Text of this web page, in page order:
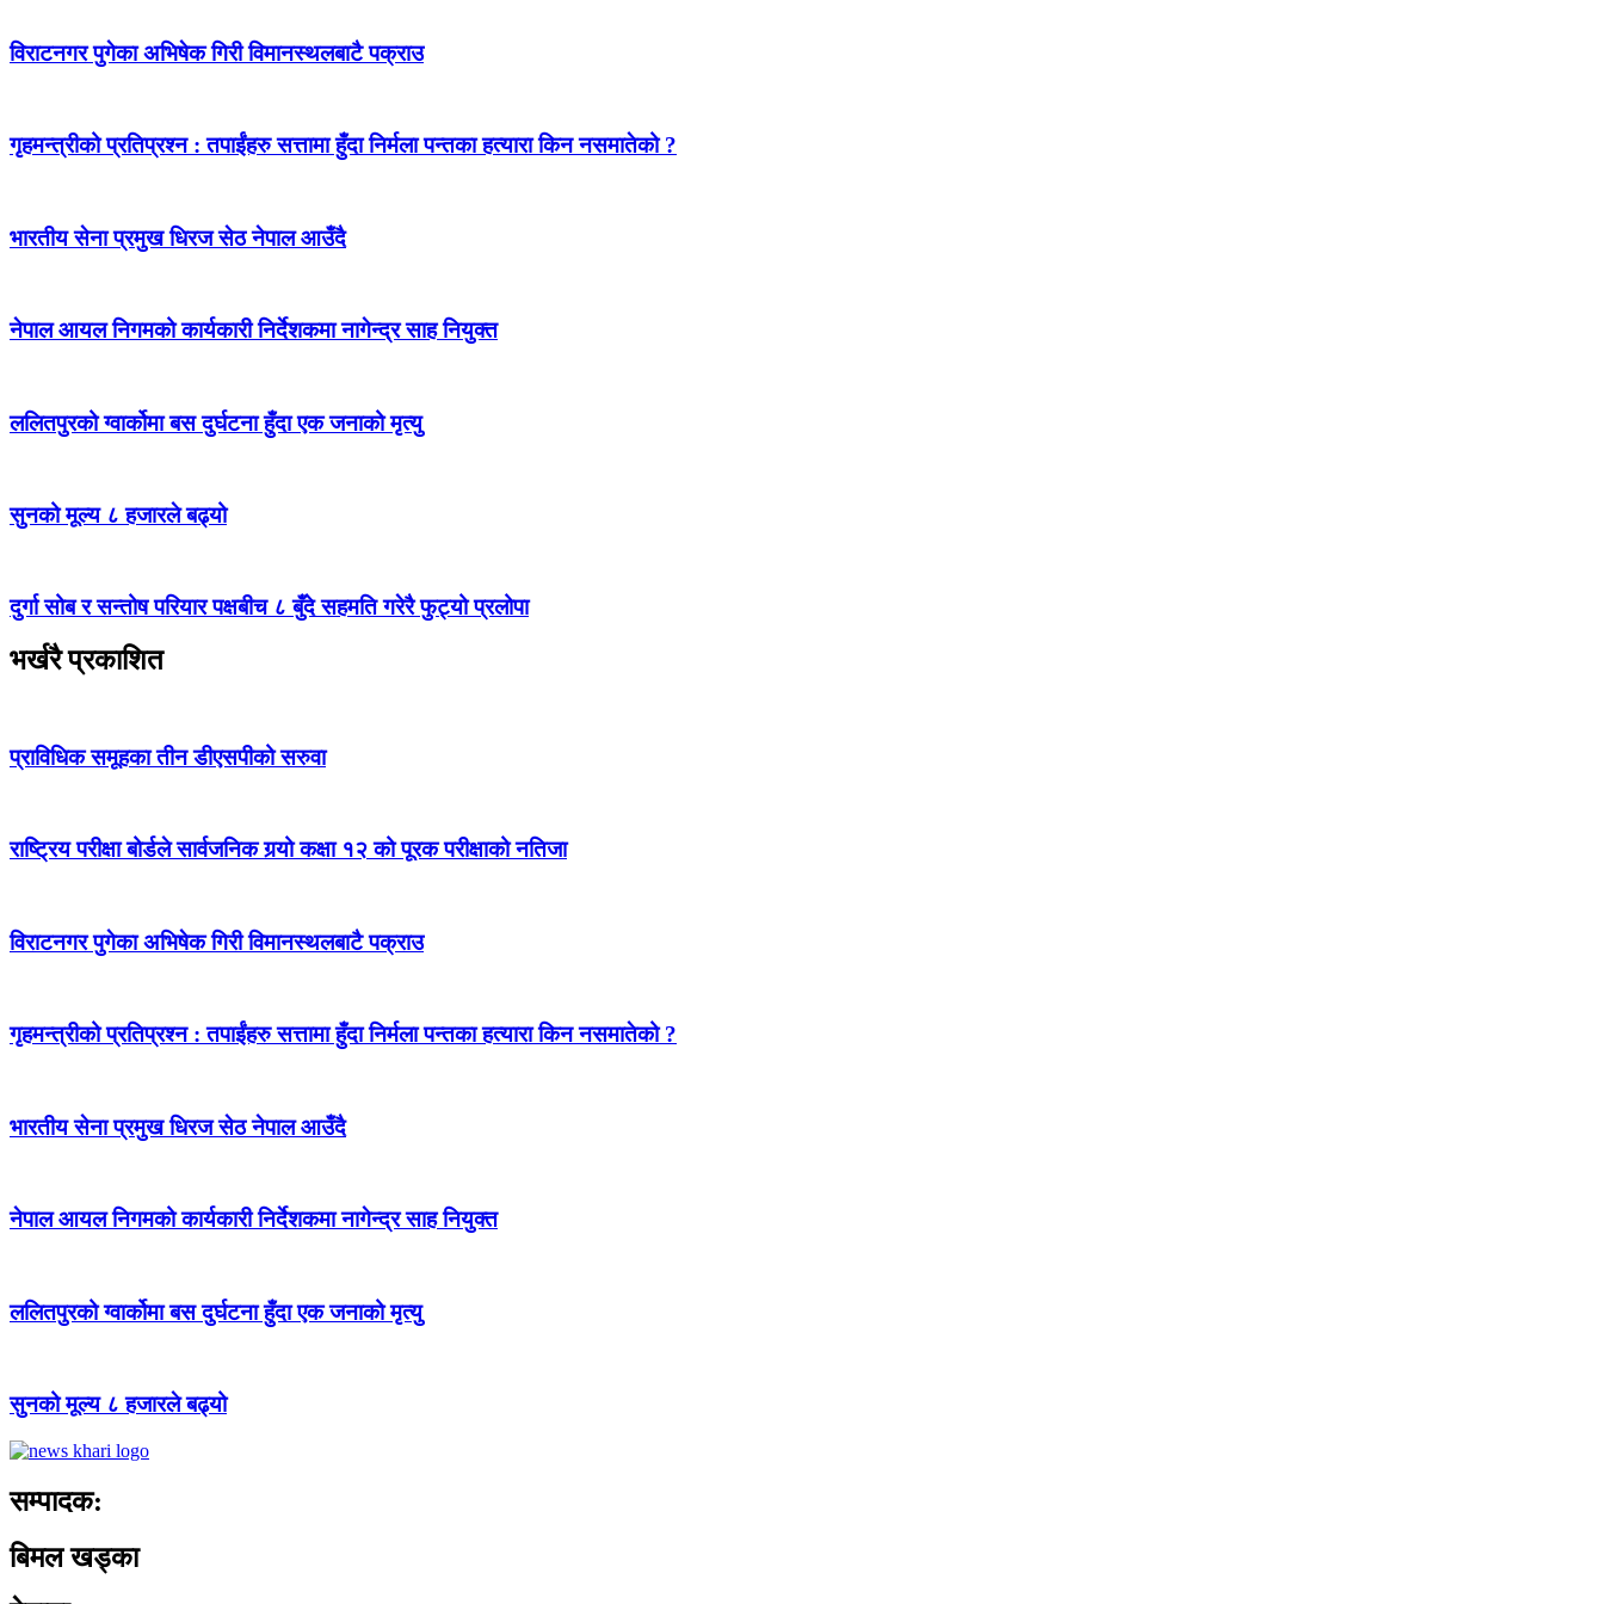
विराटनगर पुगेका अभिषेक गिरी विमानस्थलबाटै पक्राउ
गृहमन्त्रीको प्रतिप्रश्न : तपाईंहरु सत्तामा हुँदा निर्मला पन्तका हत्यारा किन नसमातेको ?
भारतीय सेना प्रमुख धिरज सेठ नेपाल आउँदै
नेपाल आयल निगमको कार्यकारी निर्देशकमा नागेन्द्र साह नियुक्त
ललितपुरको ग्वार्कोमा बस दुर्घटना हुँदा एक जनाको मृत्यु
सुनको मूल्य ८ हजारले बढ्यो
दुर्गा सोब र सन्तोष परियार पक्षबीच ८ बुँदे सहमति गरेरै फुट्यो प्रलोपा
भर्खरै प्रकाशित
प्राविधिक समूहका तीन डीएसपीको सरुवा
राष्ट्रिय परीक्षा बोर्डले सार्वजनिक गर्‍यो कक्षा १२ को पूरक परीक्षाको नतिजा
विराटनगर पुगेका अभिषेक गिरी विमानस्थलबाटै पक्राउ
गृहमन्त्रीको प्रतिप्रश्न : तपाईंहरु सत्तामा हुँदा निर्मला पन्तका हत्यारा किन नसमातेको ?
भारतीय सेना प्रमुख धिरज सेठ नेपाल आउँदै
नेपाल आयल निगमको कार्यकारी निर्देशकमा नागेन्द्र साह नियुक्त
ललितपुरको ग्वार्कोमा बस दुर्घटना हुँदा एक जनाको मृत्यु
सुनको मूल्य ८ हजारले बढ्यो
सम्पादक:
बिमल खड्का